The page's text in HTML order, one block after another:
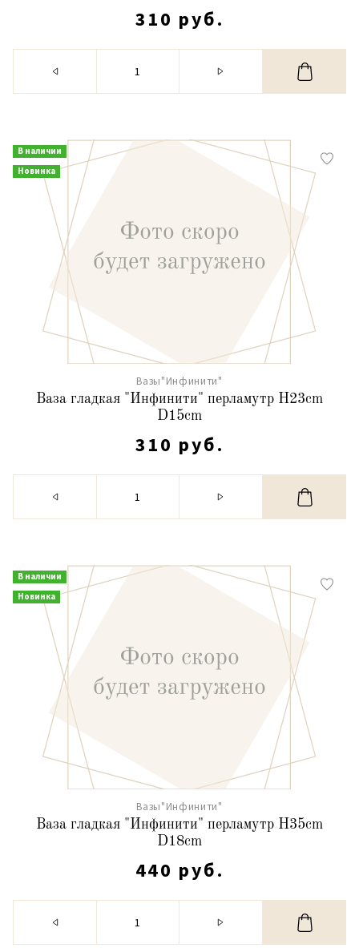
310 руб.
В наличии
Новинка
Вазы"Инфинити"
Ваза гладкая "Инфинити" перламутр H23cm
D15cm
310 руб.
В наличии
Новинка
Вазы"Инфинити"
Ваза гладкая "Инфинити" перламутр H35cm
D18cm
440 руб.